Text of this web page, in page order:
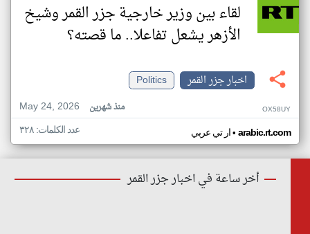
لقاء بين وزير خارجية جزر القمر وشيخ
الأزهر يشعل تفاعلا.. ما قصته؟
اخبار جزر القمر
Politics
May 24, 2026
منذ شهرين OX58UY
ار تي عربي• arabic.rt.com عدد الكلمات: ٣٢٨
أخر ساعة في اخبار جزر القمر